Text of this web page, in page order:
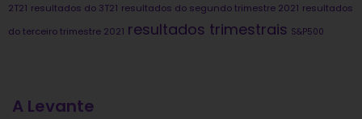
2T21 resultados do 3T21 resultados do segundo trimestre 2021 resultados
do terceiro trimestre 2021 resultados trimestrais S&P500
A Levante